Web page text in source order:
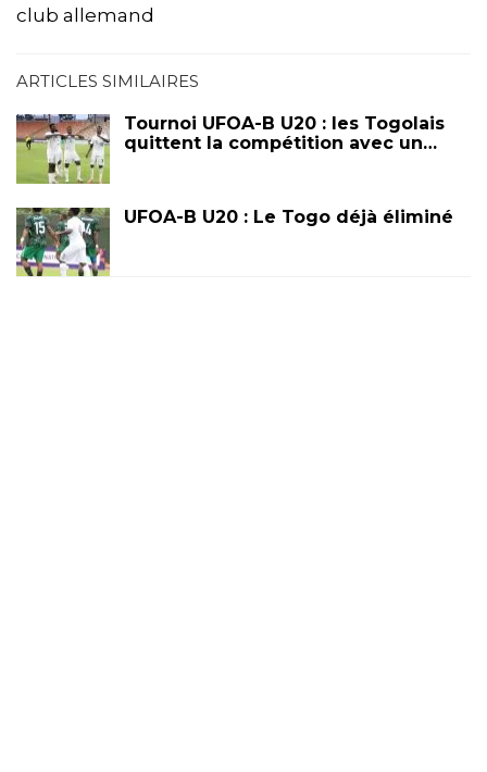
club allemand
ARTICLES SIMILAIRES
Tournoi UFOA-B U20 : les Togolais
quittent la compétition avec un…
UFOA-B U20 : Le Togo déjà éliminé